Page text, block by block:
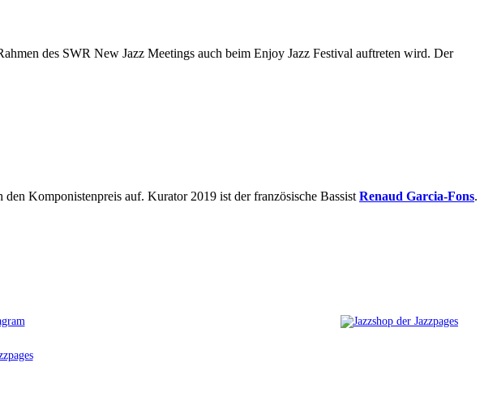
des SWR New Jazz Meetings auch beim Enjoy Jazz Festival auftreten wird. Der
Komponistenpreis auf. Kurator 2019 ist der französische Bassist Renaud Garcia-Fons.